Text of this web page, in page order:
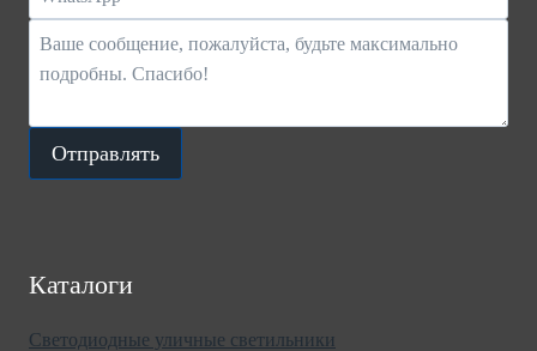
Отправлять
Каталоги
Светодиодные уличные светильники